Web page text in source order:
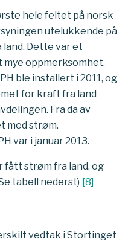
hele feltet på norsk
utelukkende på
Dette var et
oppmerksomhet.
ble installert i 2011, og
for kraft fra land
Fra da av
med strøm.
var i januar 2013.
strøm fra land, og
tabell nederst) [8]
vedtak i Stortinget